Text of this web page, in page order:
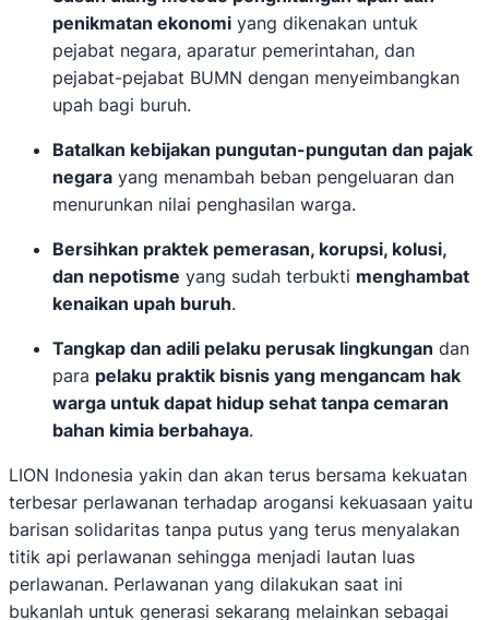
penikmatan ekonomi yang dikenakan untuk
pejabat negara, aparatur pemerintahan, dan
pejabat-pejabat BUMN dengan menyeimbangkan
upah bagi buruh.
Batalkan kebijakan pungutan-pungutan dan pajak
negara yang menambah beban pengeluaran dan
menurunkan nilai penghasilan warga.
Bersihkan praktek pemerasan, korupsi, kolusi,
dan nepotisme yang sudah terbukti menghambat
kenaikan upah buruh.
Tangkap dan adili pelaku perusak lingkungan dan
para pelaku praktik bisnis yang mengancam hak
warga untuk dapat hidup sehat tanpa cemaran
bahan kimia berbahaya.
LION Indonesia yakin dan akan terus bersama kekuatan
terbesar perlawanan terhadap arogansi kekuasaan yaitu
barisan solidaritas tanpa putus yang terus menyalakan
titik api perlawanan sehingga menjadi lautan luas
perlawanan. Perlawanan yang dilakukan saat ini
bukanlah untuk generasi sekarang melainkan sebagai